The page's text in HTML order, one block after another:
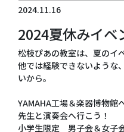
2024.11.16
2024夏休みイベ
松枝ぴあの教室は、夏のイ
他では経験できないような
いから。
YAMAHA工場＆楽器博物館
先生と演奏会へ行こう！
小学生限定 男子会＆女子